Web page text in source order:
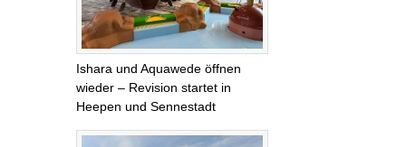
Ishara und Aquawede öffnen
wieder – Revision startet in
Heepen und Sennestadt